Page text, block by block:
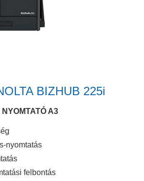
BIZHUB 225i
A3
nyomtatás
felbontás